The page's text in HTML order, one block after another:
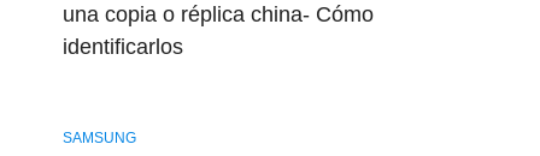
una copia o réplica china- Cómo
identificarlos
SAMSUNG